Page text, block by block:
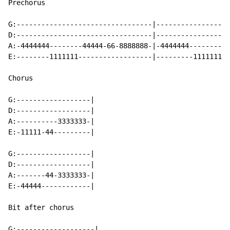
Prechorus
G:---------------------------------
D:---------------------------------
A:-4444444--------44444-66-8888888-|-
E:--------1111111------------------|---------1111111-
Chorus
G:------------------|
D:------------------|
A:----------3333333-|
E:-11111-44---------|
G:------------------|
D:------------------|
A:-------44-3333333-|
E:-44444------------|
Bit after chorus